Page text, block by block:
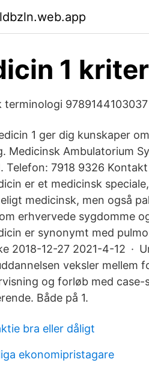
1
terminologi 9789144103037
1 ger dig kunskaper
Medicinsk Ambulatorium
Telefon: 7918 9326
er et medicinsk
medicinsk, men også
erhvervede sygdomme
er synonymt med
2018-12-27 2021-4-12 ·
veksler mellem
og forløb med
Både på 1.
bra eller dåligt
ekonomipristagare